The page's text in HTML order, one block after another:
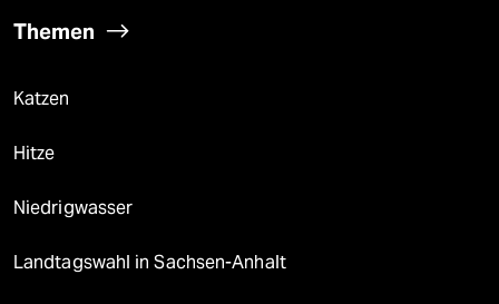
Themen
Katzen
Hitze
Niedrigwasser
Landtagswahl in Sachsen-Anhalt